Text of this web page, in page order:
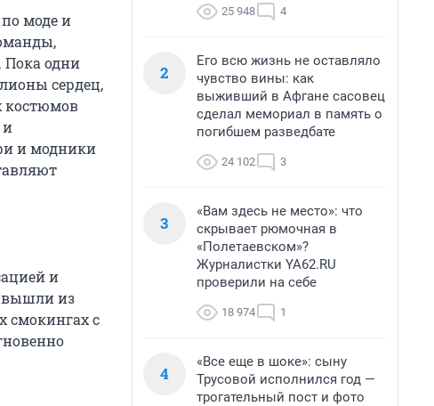
моде и
Пока одни
сердец,
костюмов
и
и модники
и
вышли из
смокингах с
25 948 4
2
Его всю жизнь не оставляло
чувство вины: как
выживший в Афгане сасовец
сделал мемориал в память о
погибшем разведбате
24 102 3
3
«Вам здесь не место»: что
скрывает рюмочная в
«Полетаевском»?
Журналистки YA62.RU
проверили на себе
18 974 1
4
«Все еще в шоке»: сыну
Трусовой исполнился год —
трогательный пост и фото